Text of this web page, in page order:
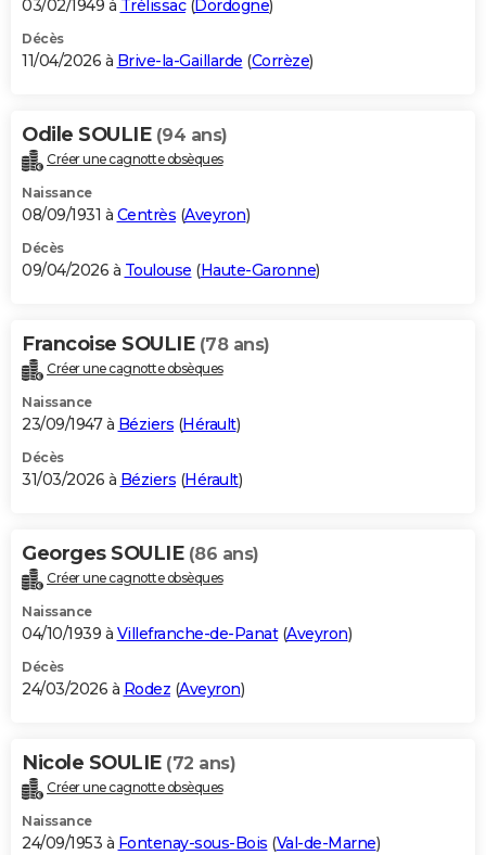
03/02/1949 à Trélissac(Dordogne)
Décès
11/04/2026 à Brive-la-Gaillarde (Corrèze)
Odile SOULIE (94 ans)
Créer une cagnotte obsèques
Naissance
08/09/1931 à Centrès (Aveyron)
Décès
09/04/2026 à Toulouse (Haute-Garonne)
Francoise SOULIE (78 ans)
Créer une cagnotte obsèques
Naissance
23/09/1947 à Béziers (Hérault)
Décès
31/03/2026 à Béziers (Hérault)
Georges SOULIE (86 ans)
Créer une cagnotte obsèques
Naissance
04/10/1939 à Villefranche-de-Panat(Aveyron)
Décès
24/03/2026 à Rodez (Aveyron)
Nicole SOULIE (72 ans)
Créer une cagnotte obsèques
Naissance
24/09/1953 à Fontenay-sous-Bois (Val-de-Marne)